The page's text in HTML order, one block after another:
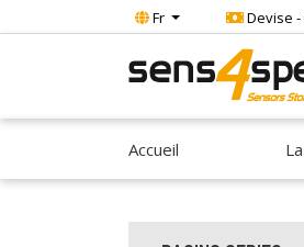
Fr
Accueil